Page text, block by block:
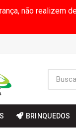
não realizem
BRINQUEDOS